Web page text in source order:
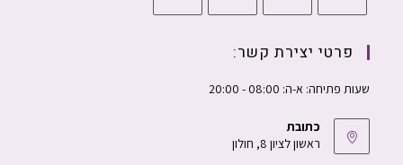
פרטי יצירת קשר:
שעות פתיחה: א-ה: 08:00 - 20:00
כתובת
ראשון לציון 8, חולון